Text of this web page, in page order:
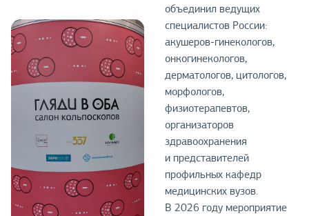
объединил ведущих
специалистов России:
акушеров-гинекологов,
онкогинекологов,
дерматологов, цитологов,
морфологов,
физиотерапевтов,
организаторов
здравоохранения
и представителей
профильных кафедр
медицинских вузов.
В 2026 году мероприятие